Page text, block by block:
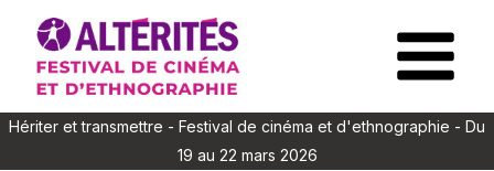
contenu
Main
Menu
Hériter et transmettre - Festival de cinéma et d'ethnographie - Du
19 au 22 mars 2026